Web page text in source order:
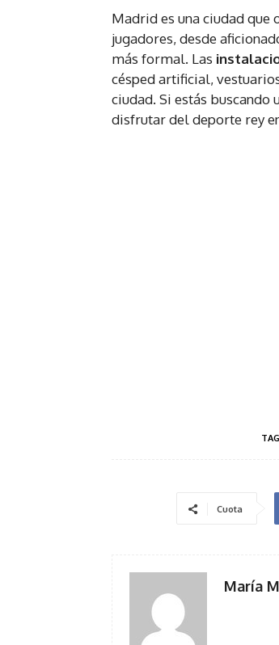
Madrid es una ciudad que
jugadores, desde
más formal. Las
césped artificial,
ciudad. Si estás
disfrutar del deporte rey
Cuota
María